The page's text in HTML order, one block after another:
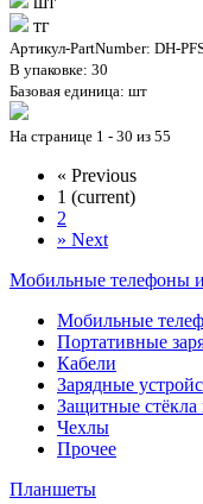
тг
Артикул-PartNumber: DH-
В упаковке: 30
Базовая единица: шт
На странице 1 - 30 из 55
« Previous
1 (current)
2
» Next
Мобильные телефоны
Мобильные
Портативные
Кабели
Зарядные
Защитные стёкла
Чехлы
Прочее
Планшеты